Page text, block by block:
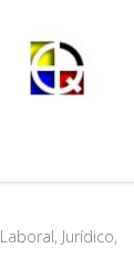
Laboral, Jurídico,